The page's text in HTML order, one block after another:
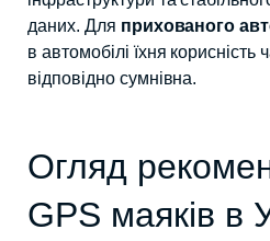
даних. Для прихованого
в автомобілі їхня корисність
відповідно сумнівна.
Огляд
GPS маяків в